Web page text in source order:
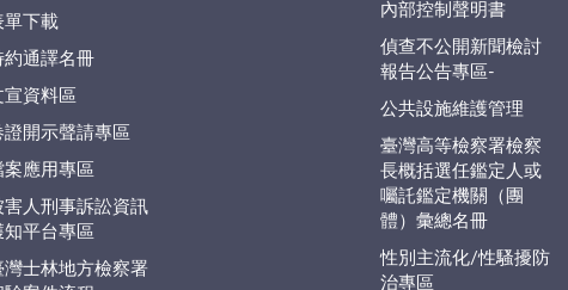
單下載
約通譯名冊
宣資料區
證開示聲請專區
案應用專區
害人刑事訴訟資訊
知平台專區
灣士林地方檢察署
內部控制聲明書
偵查不公開新聞檢討
報告公告專區-
公共設施維護管理
臺灣高等檢察署檢察
長概括選任鑑定人或
囑託鑑定機關（團
體）彙總名冊
性別主流化/性騷擾防
治專區